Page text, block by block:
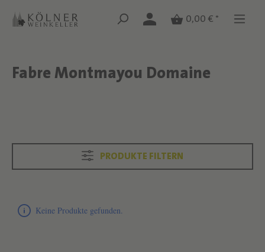
Zum Hauptinhalt springen
Zum Hauptinhalt springen
0,00 € *
Text überspringen
Fabre Montmayou Domaine
Text überspringen
PRODUKTE FILTERN
Keine Produkte gefunden.